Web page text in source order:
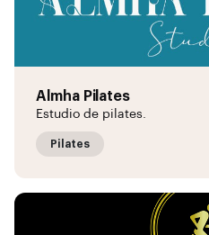
Almha Pilates
Estudio de pilates.
Pilates